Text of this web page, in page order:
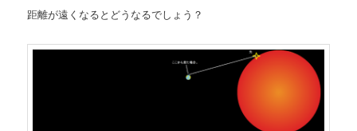
距離が遠くなるとどうなるでしょう？